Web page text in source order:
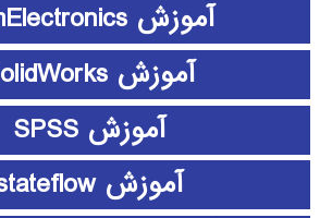
آموزش SimElectronics
آموزش SolidWorks
آموزش SPSS
آموزش stateflow